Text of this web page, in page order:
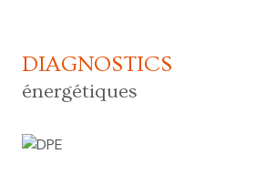
DIAGNOSTICS
énergétiques